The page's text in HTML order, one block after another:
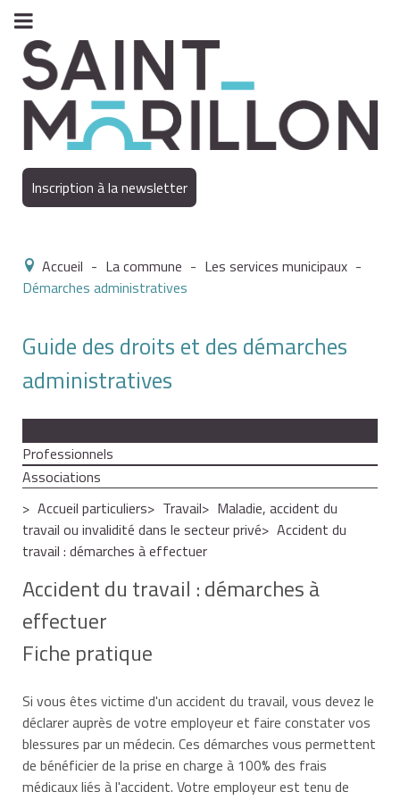
Inscription à la newsletter
Accueil - La commune - Les services municipaux -
Démarches administratives
Guide des droits et des démarches
administratives
Professionnels
Associations
Accueil particuliers
Travail
Maladie, accident du
travail ou invalidité dans le secteur privé
Accident du
travail : démarches à effectuer
Accident du travail : démarches à
effectuer
Fiche pratique
Si vous êtes victime d'un accident du travail, vous devez le
déclarer auprès de votre employeur et faire constater vos
blessures par un médecin. Ces démarches vous permettent
de bénéficier de la prise en charge à 100% des frais
médicaux liés à l'accident. Votre employeur est tenu de